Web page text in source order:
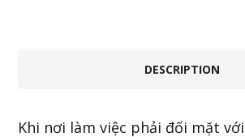
DESCRIPTION
Khi nơi làm việc phải đối mặt